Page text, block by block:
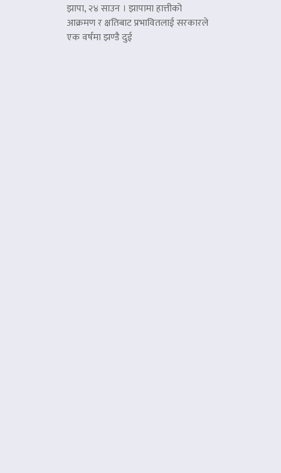
झापा, २४ साउन । झापामा हात्तीको
आक्रमण र क्षतिबाट प्रभावितलाई सरकारले
एक वर्षमा झण्डै दुई